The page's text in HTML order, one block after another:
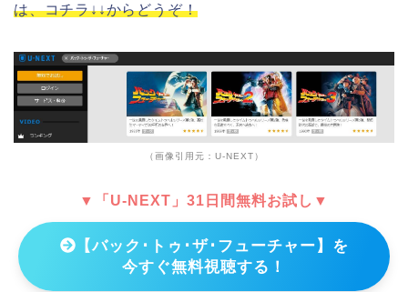
は、コチラ↓↓からどうぞ！
（画像引用元：U-NEXT）
▼「U-NEXT」31日間無料お試し▼
【バック･トゥ･ザ･フューチャー】を
今すぐ無料視聴する！